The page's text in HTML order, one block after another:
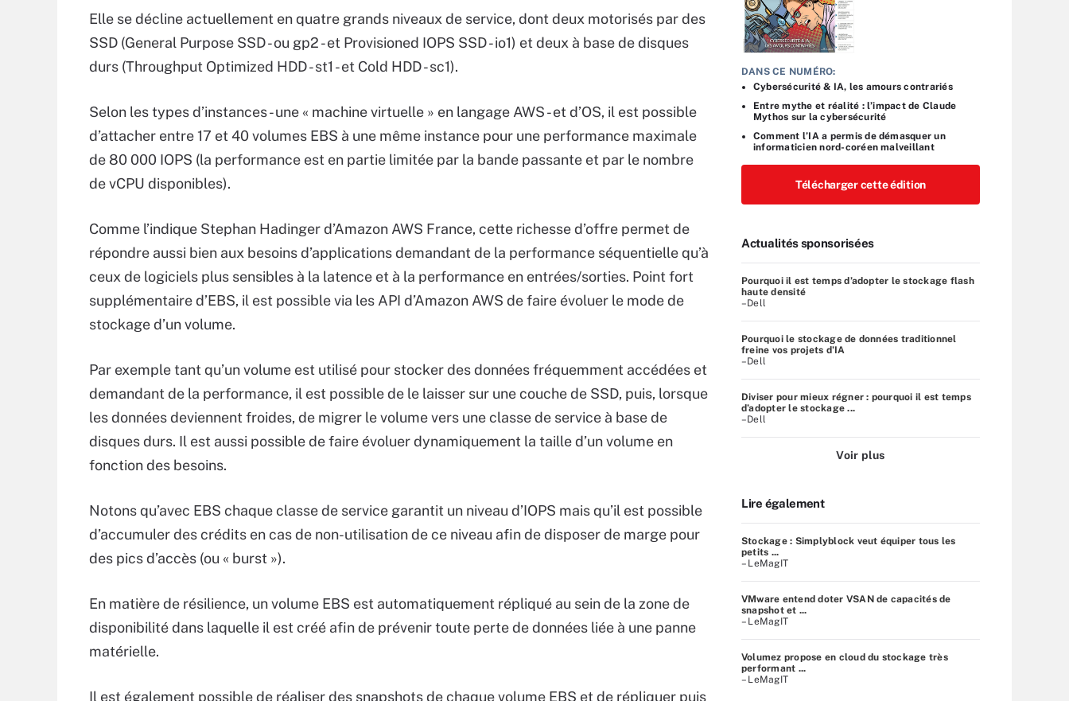
Elle se décline actuellement en quatre grands niveaux de service, dont deux motorisés par des
SSD (General Purpose SSD - ou gp2 - et Provisioned IOPS SSD - io1) et deux à base de disques
durs (Throughput Optimized HDD - st1 - et Cold HDD - sc1).
Selon les types d’instances - une « machine virtuelle » en langage AWS - et d’OS, il est possible
d’attacher entre 17 et 40 volumes EBS à une même instance pour une performance maximale
de 80 000 IOPS (la performance est en partie limitée par la bande passante et par le nombre
de vCPU disponibles).
Comme l’indique Stephan Hadinger d’Amazon AWS France, cette richesse d’offre permet de
répondre aussi bien aux besoins d’applications demandant de la performance séquentielle qu’à
ceux de logiciels plus sensibles à la latence et à la performance en entrées/sorties. Point fort
supplémentaire d’EBS, il est possible via les API d’Amazon AWS de faire évoluer le mode de
stockage d’un volume.
Par exemple tant qu’un volume est utilisé pour stocker des données fréquemment accédées et
demandant de la performance, il est possible de le laisser sur une couche de SSD, puis, lorsque
les données deviennent froides, de migrer le volume vers une classe de service à base de
disques durs. Il est aussi possible de faire évoluer dynamiquement la taille d’un volume en
fonction des besoins.
Notons qu’avec EBS chaque classe de service garantit un niveau d’IOPS mais qu’il est possible
d’accumuler des crédits en cas de non-utilisation de ce niveau afin de disposer de marge pour
des pics d’accès (ou « burst »).
En matière de résilience, un volume EBS est automatiquement répliqué au sein de la zone de
disponibilité dans laquelle il est créé afin de prévenir toute perte de données liée à une panne
matérielle.
Il est également possible de réaliser des snapshots de chaque volume EBS et de répliquer puis
DANS CE NUMÉRO:
Cybersécurité & IA, les amours contrariés
Entre mythe et réalité : l’impact de Claude
Mythos sur la cybersécurité
Comment l’IA a permis de démasquer un
informaticien nord-coréen malveillant
Télécharger cette édition
Actualités sponsorisées
Pourquoi il est temps d’adopter le stockage flash
haute densité
–Dell
Pourquoi le stockage de données traditionnel
freine vos projets d’IA
–Dell
Diviser pour mieux régner : pourquoi il est temps
d’adopter le stockage ...
–Dell
Voir plus
Lire également
Stockage : Simplyblock veut équiper tous les
petits ...
– LeMagIT
VMware entend doter VSAN de capacités de
snapshot et ...
– LeMagIT
Volumez propose en cloud du stockage très
performant ...
– LeMagIT